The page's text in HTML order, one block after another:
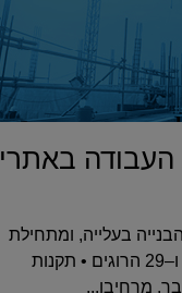
באתרי
בעלייה, ומתחילת
השנה נרשמו כבר 393 תאונות ו–29 הרוגים • תקנות
מרחיבו...